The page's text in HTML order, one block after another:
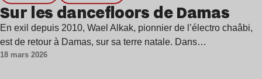
Sur les dancefloors de Damas
En exil depuis 2010, Wael Alkak, pionnier de l’électro chaâbi,
est de retour à Damas, sur sa terre natale. Dans…
18 mars 2026